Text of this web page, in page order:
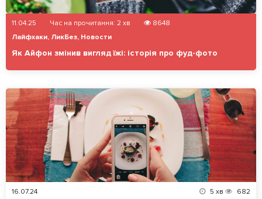
11.04.25 Час на прочитання: 2 хв
8648
Лайфхаки, ЛикБез, Новости
Як Айфон змінив вигляд їжі: історія про фуд-фото
16.07.24 5 хв
682